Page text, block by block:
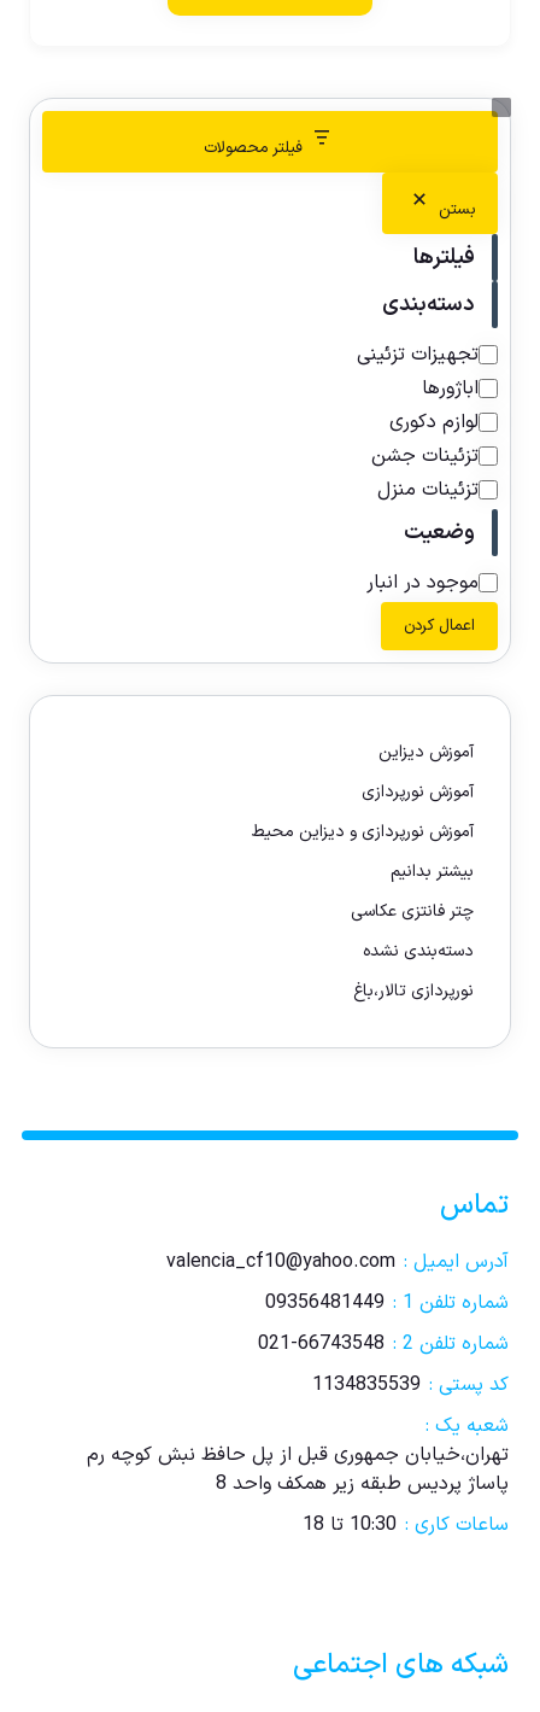
فیلتر محصولات
بستن
فیلترها
دسته‌بندی
تجهیزات تزئینی
اباژورها
لوازم دکوری
تزئینات جشن
تزئینات منزل
وضعیت
موجود در انبار
اعمال کردن
آموزش دیزاین
آموزش نورپردازی
آموزش نورپردازی و دیزاین محیط
بیشتر بدانیم
چتر فانتزی عکاسی
دسته‌بندی نشده
نورپردازی تالار،باغ
تماس
آدرس ایمیل : valencia_cf10@yahoo.com
شماره تلفن 1 :
09356481449
شماره تلفن 2 :
021-66743548
کد پستی : 1134835539
شعبه یک :
تهران،خیابان جمهوری قبل از پل حافظ نبش کوچه رم
پاساژ پردیس طبقه زیر همکف واحد 8
ساعات کاری : 10:30 تا 18
شبکه های اجتماعی